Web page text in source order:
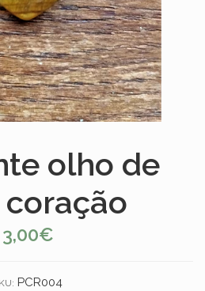
olho de
3,00€
PCR004